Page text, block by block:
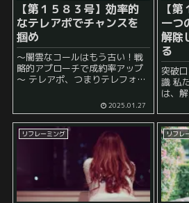
【第１５８３号】効率的
なテレアポでチャンスを
掴め
～闇雲なコールはもう古い！戦
略的アプローチで成約率アップ
～ テレアポ、つまりテレフォン
て有効な営業手法の一つです。
しかし、電話帳の上から順にや
みくもに電話をかけるような、
いわゆる「ローラー作戦」は...
2025.01.27
【
一つ
解除
る
突破
識 私たちが抱える問題の中に
は、
路に
感じる
って無
うこと
時に
リフレーミング リフレ